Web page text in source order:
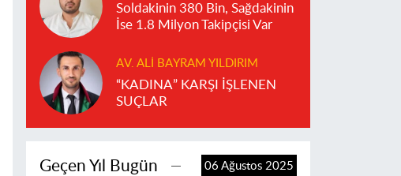
Soldakinin 380 Bin, Sağdakinin
İse 1.8 Milyon Takipçisi Var
AV. ALI BAYRAM YILDIRIM
“KADINA” KARŞI İŞLENEN
SUÇLAR
Geçen Yıl Bugün 06 Ağustos 2025